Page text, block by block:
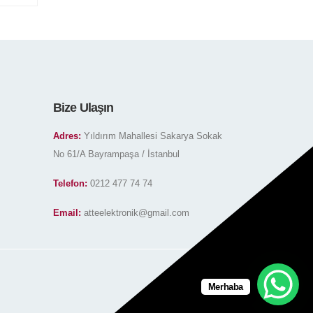
Bize Ulaşın
Adres: Yıldırım Mahallesi Sakarya Sokak
No 61/A Bayrampaşa / İstanbul
Telefon: 0212 477 74 74
Email: atteelektronik@gmail.com
Merhaba